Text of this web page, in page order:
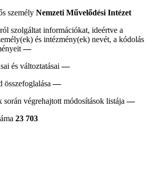
személy Nemzeti Művelődési Intézet
szolgáltat információkat, ideértve a
és intézmény(ek) nevét, a kódolás
—
és változtatásai —
összefoglalása —
során végrehajtott módosítások listája —
23 703